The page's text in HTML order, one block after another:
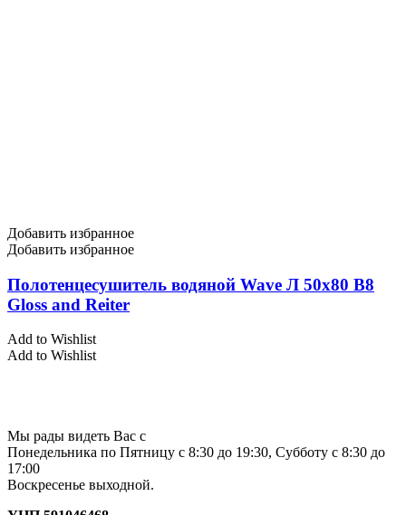
Добавить избранное
Добавить избранное
Полотенцесушитель водяной Wave Л 50х80 В8
Gloss and Reiter
Add to Wishlist
Add to Wishlist
Мы рады видеть Вас с
Понедельника по Пятницу с 8:30 до 19:30, Субботу с 8:30 до
17:00
Воскресенье выходной.